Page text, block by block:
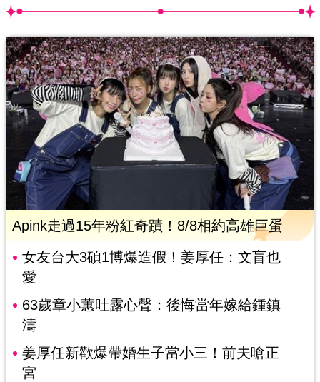
Apink走過15年粉紅奇蹟！8/8相約高雄巨蛋
女友台大3碩1博爆造假！姜厚任：文盲也
愛
63歲章小蕙吐露心聲：後悔當年嫁給鍾鎮
濤
姜厚任新歡爆帶婚生子當小三！前夫嗆正
宮